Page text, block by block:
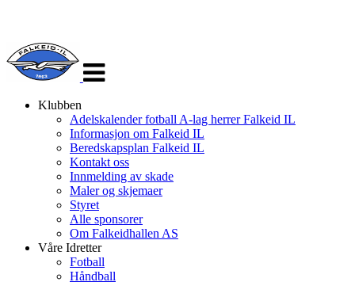
navigasjon
Klubben
Adelskalender fotball A-lag herrer Falkeid IL
Informasjon om Falkeid IL
Beredskapsplan Falkeid IL
Kontakt oss
Innmelding av skade
Maler og skjemaer
Styret
Alle sponsorer
Om Falkeidhallen AS
Våre Idretter
Fotball
Håndball